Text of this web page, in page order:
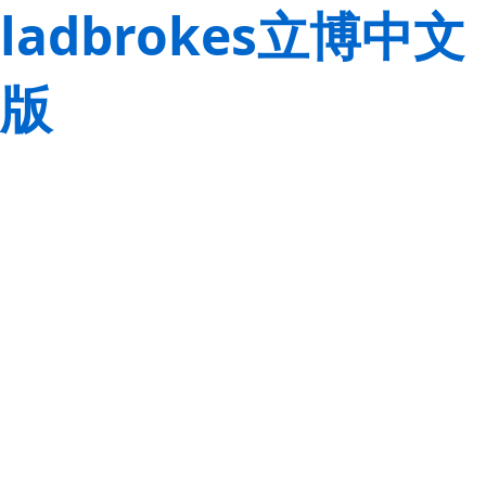
ladbrokes立博中文
版